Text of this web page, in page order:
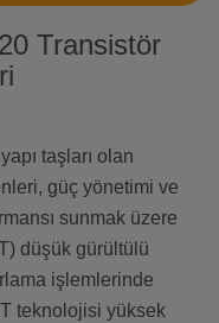
Transistör
taşları olan
güç yönetimi ve
sunmak üzere
düşük gürültülü
işlemlerinde
teknolojisi yüksek